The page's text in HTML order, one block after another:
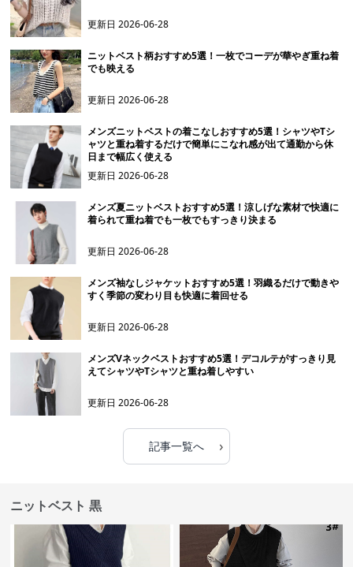
更新日2026-06-28
ニットベスト柄おすすめ5選！一枚でコーデが華やぎ重ね着
でも映える
更新日2026-06-28
メンズニットベストの着こなしおすすめ5選！シャツやTシ
ャツと重ね着するだけで簡単にこなれ感が出て通勤から休
日まで幅広く使える
更新日2026-06-28
メンズ夏ニットベストおすすめ5選！涼しげな素材で快適に
着られて重ね着でも一枚でもすっきり決まる
更新日2026-06-28
メンズ袖なしジャケットおすすめ5選！羽織るだけで動きや
すく季節の変わり目も快適に着回せる
更新日2026-06-28
メンズVネックベストおすすめ5選！デコルテがすっきり見
えてシャツやTシャツと重ね着しやすい
更新日2026-06-28
記事一覧へ ›
ニットベスト 黒